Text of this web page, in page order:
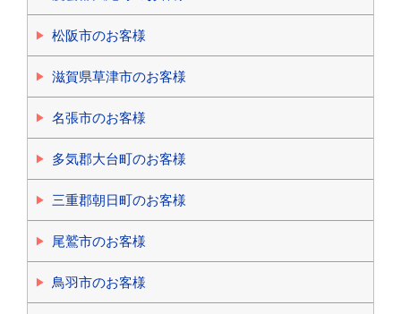
松阪市のお客様
滋賀県草津市のお客様
名張市のお客様
多気郡大台町のお客様
三重郡朝日町のお客様
尾鷲市のお客様
鳥羽市のお客様